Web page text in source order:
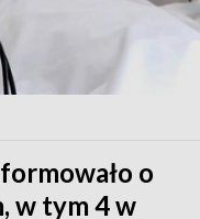
o
w tym 4 w